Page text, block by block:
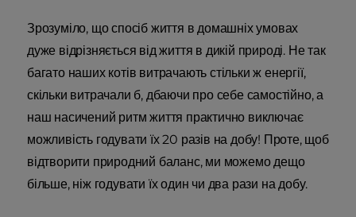
Зрозуміло, що спосіб життя в домашніх умовах
дуже відрізняється від життя в дикій природі. Не так
багато наших котів витрачають стільки ж енергії,
скільки витрачали б, дбаючи про себе самостійно, а
наш насичений ритм життя практично виключає
можливість годувати їх 20 разів на добу! Проте, щоб
відтворити природний баланс, ми можемо дещо
більше, ніж годувати їх один чи два рази на добу.